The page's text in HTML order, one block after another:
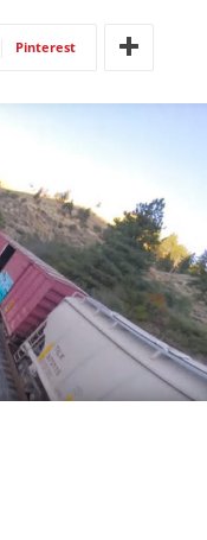
Pinterest